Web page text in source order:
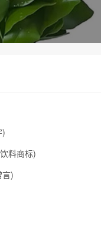
)
料商标)
)